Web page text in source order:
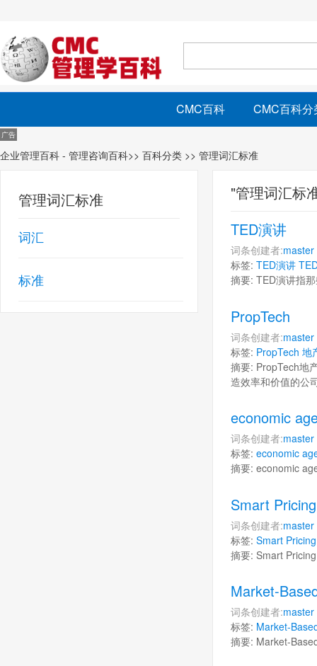
CMC百科 CMC百科分
企业管理百科 - 管理咨询百科>> 百科分类 >> 管理词汇标准
"管理词汇标
TED演讲
词条创建者:master
标签: TED演讲
摘要: TED演讲指
PropTech
词条创建者:master
标签: PropTech 地
摘要: PropTech地
造效率和价值的公
economic
词条创建者:master
标签: economic
摘要: economic
Smart Pricing
词条创建者:master
标签: Smart Pricing
摘要: Smart
Market-
词条创建者:master
标签: Market-
摘要: Market-
管理词汇标准
词汇
标准